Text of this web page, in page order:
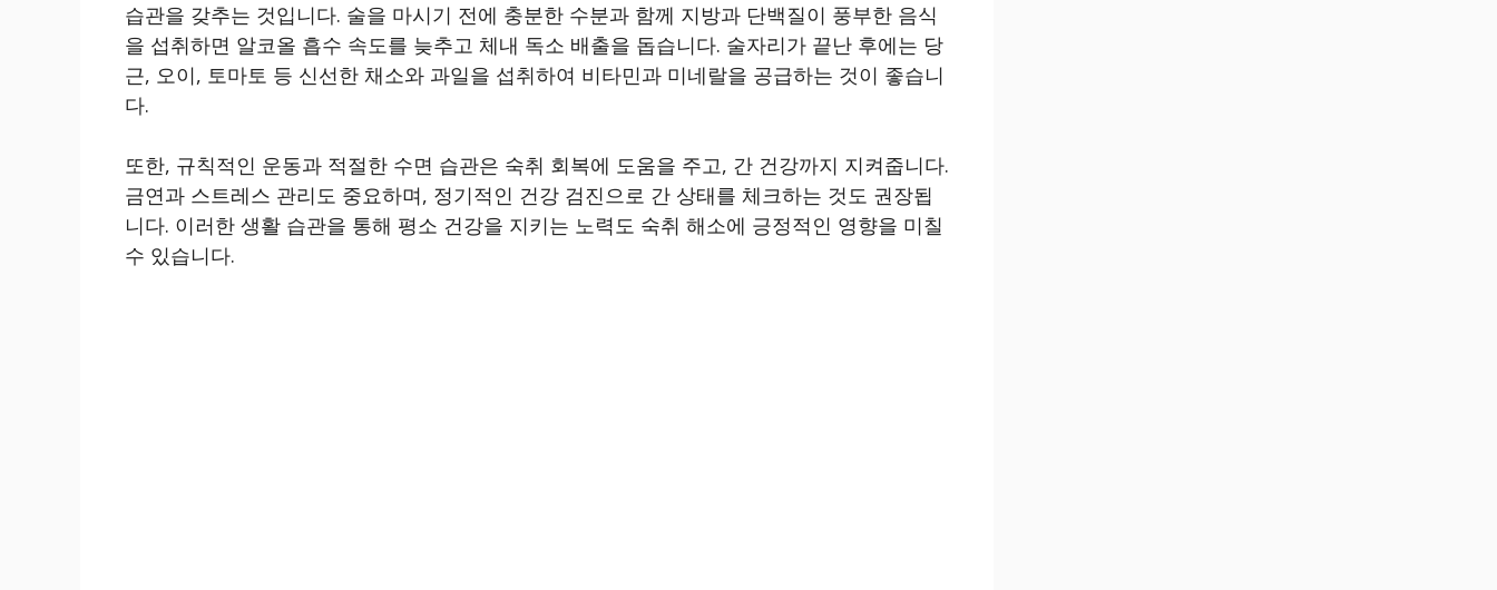
습관을 갖추는 것입니다. 술을 마시기 전에 충분한 수분과 함께 지방과 단백질이 풍부한 음식
을 섭취하면 알코올 흡수 속도를 늦추고 체내 독소 배출을 돕습니다. 술자리가 끝난 후에는 당
근, 오이, 토마토 등 신선한 채소와 과일을 섭취하여 비타민과 미네랄을 공급하는 것이 좋습니
다.
또한, 규칙적인 운동과 적절한 수면 습관은 숙취 회복에 도움을 주고, 간 건강까지 지켜줍니다.
금연과 스트레스 관리도 중요하며, 정기적인 건강 검진으로 간 상태를 체크하는 것도 권장됩
니다. 이러한 생활 습관을 통해 평소 건강을 지키는 노력도 숙취 해소에 긍정적인 영향을 미칠
수 있습니다.